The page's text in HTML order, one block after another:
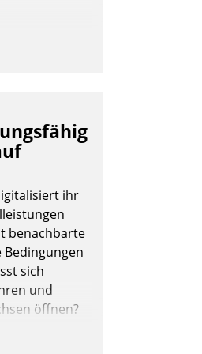
ihr
benachbarte
Bedingungen
sich
und
öffnen?